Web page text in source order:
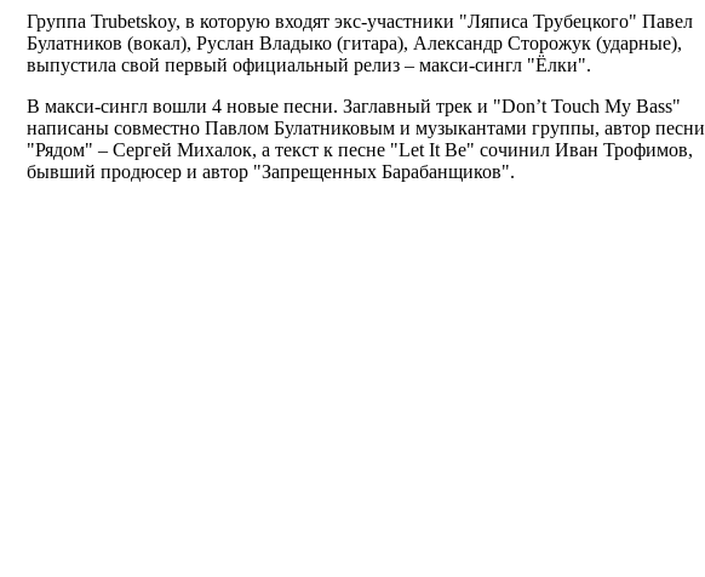
Группа Trubetskoy, в которую входят экс-участники "Ляписа Трубецкого" Павел
Булатников (вокал), Руслан Владыко (гитара), Александр Сторожук (ударные),
выпустила свой первый официальный релиз – макси-сингл "Ёлки".
В макси-сингл вошли 4 новые песни. Заглавный трек и "Don’t Touch My Bass"
написаны совместно Павлом Булатниковым и музыкантами группы, автор песни
"Рядом" – Сергей Михалок, а текст к песне "Let It Be" сочинил Иван Трофимов,
бывший продюсер и автор "Запрещенных Барабанщиков".